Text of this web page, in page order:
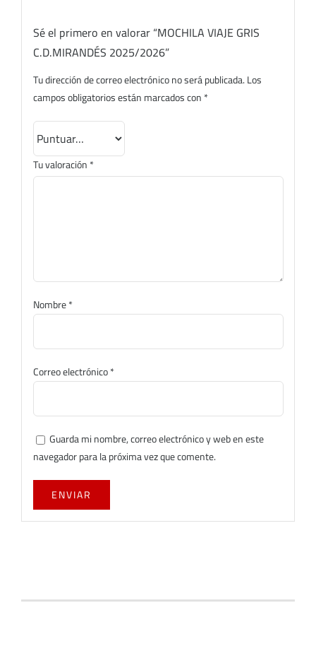
Sé el primero en valorar “MOCHILA VIAJE GRIS
C.D.MIRANDÉS 2025/2026”
Tu dirección de correo electrónico no será publicada.Los
campos obligatorios están marcados con*
Tu valoración*
Nombre*
Correo electrónico*
Guarda mi nombre, correo electrónico y web en este
navegador para la próxima vez que comente.